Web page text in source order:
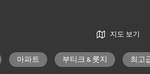
지도 보기
아파트 부티크 & 롯지 최고